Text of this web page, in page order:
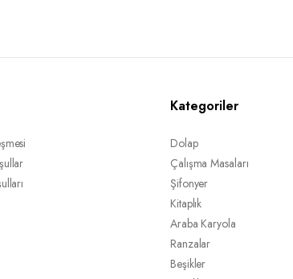
Kategoriler
Dolap
Çalışma Masaları
Şifonyer
Kitaplık
Araba Karyola
Ranzalar
Beşikler